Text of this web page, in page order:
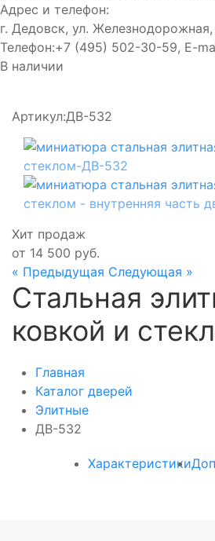
Адрес и телефон:
г. Дедовск, ул.
Телефон:+7 (495) 502-30-59, E-
В наличии
Артикул:ДВ-532
Хит продаж
от 14 500 руб.
« Предыдущая Следующая »
Стальная
ковкой и
Главная
Каталог дверей
Элитные
ДВ-532
Характеристики